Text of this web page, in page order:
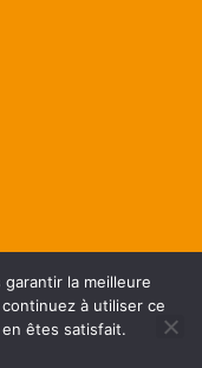
la meilleure
à utiliser ce
êtes satisfait.